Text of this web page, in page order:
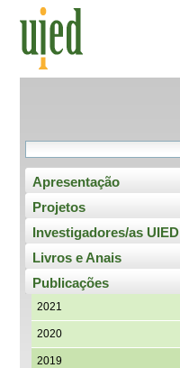
Apresentação
Projetos
Investigadores/as UIED
Livros e Anais
Publicações
2021
2020
2019